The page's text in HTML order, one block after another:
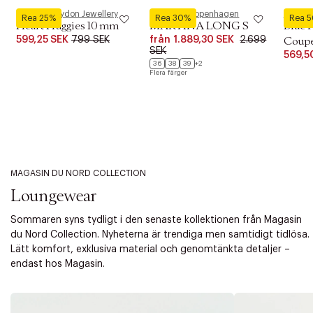
Rea 25%
Pernille Corydon Jewellery
Heart Huggies 10 mm
599,25 SEK 799 SEK
Rea 30%
Phenumb Copenhagen
MARTINA LONG S
från 1.889,30 SEK 2.699
SEK
36 38 39
+2
Flera färger
Rea
Royal
Blue
MAGASIN DU NORD COLLECTION
Loungewear
Sommaren syns tydligt i den senaste kollektionen från Magasin
du Nord Collection. Nyheterna är trendiga men samtidigt tidlösa.
Lätt komfort, exklusiva material och genomtänkta detaljer –
endast hos Magasin.